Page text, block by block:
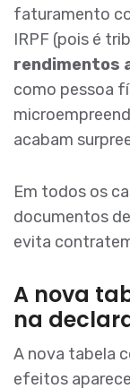
faturamento
IRPF (pois é
rendimentos
como pessoa
acabam
Em todos os
documentos
evita
A nova
na
A nova tabela
efeitos